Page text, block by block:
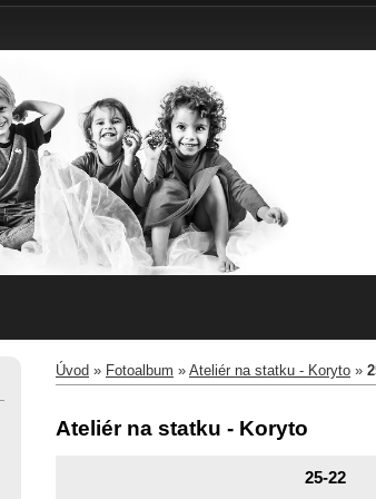
Úvod » Fotoalbum » Ateliér na statku - Koryto »
Ateliér na statku - Koryto
25-22